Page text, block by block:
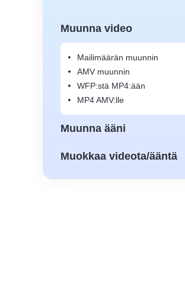
Muunna video
Mailimäärän muunnin
AMV muunnin
WFP:stä MP4:ään
MP4 AMV:lle
Muunna ääni
Muokkaa videota/ääntä